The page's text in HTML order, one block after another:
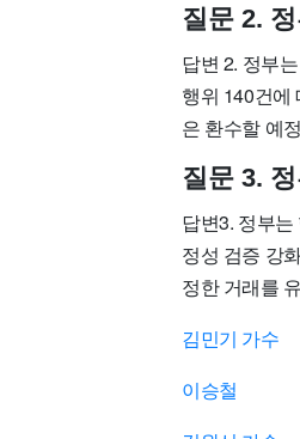
질문 2.
답변 2. 정부
행위 140건에
은 환수할 예
질문 3.
답변3. 정부
정성 검증 강
정한 거래를
김민기 가수
이승철